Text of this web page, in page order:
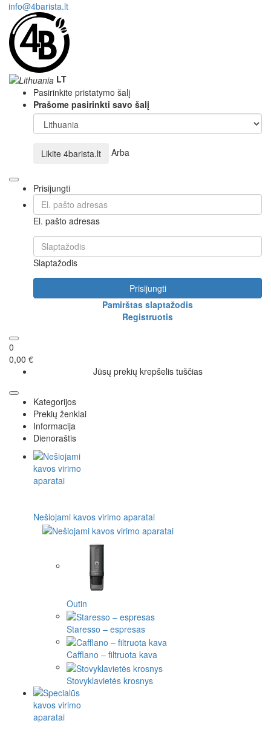
info@4barista.lt
LT
Pasirinkite pristatymo šalį
Prašome pasirinkti savo šalį
Likite 4barista.lt Arba
Prisijungti
El. pašto adresas
Slaptažodis
Prisijungti
Pamirštas slaptažodis
Registruotis
0
0,00 €
Jūsų prekių krepšelis tuščias
Kategorijos
Prekių ženklai
Informacija
Dienoraštis
Nešiojami kavos virimo aparatai
Outin
Staresso – espresas
Cafflano – filtruota kava
Stovyklavietės krosnys